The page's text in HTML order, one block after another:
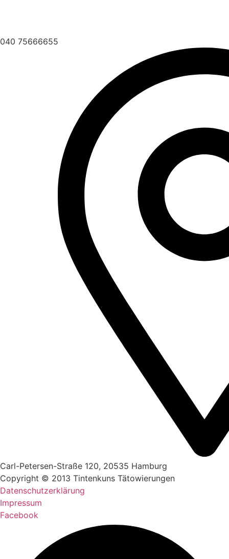
040 75666655
Carl-Petersen-Straße 120, 20535 Hamburg
Copyright © 2013 Tintenkuns Tätowierungen
Datenschutzerklärung
Impressum
Facebook